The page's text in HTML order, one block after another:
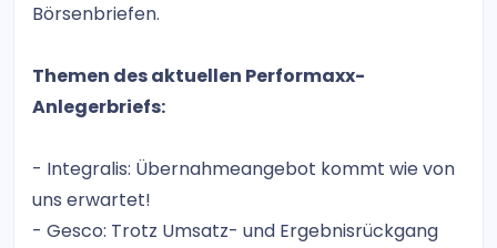
Börsenbriefen.
Themen des aktuellen Performaxx-
Anlegerbriefs:
- Integralis: Übernahmeangebot kommt wie von
uns erwartet!
- Gesco: Trotz Umsatz- und Ergebnisrückgang